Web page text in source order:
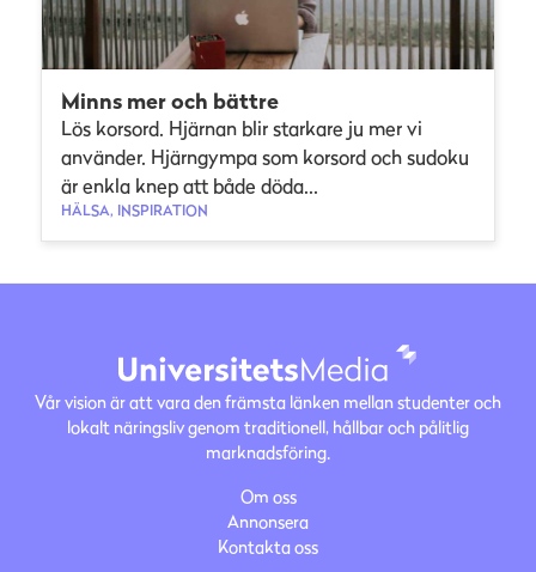
Minns mer och bättre
Lös korsord. Hjärnan blir starkare ju mer vi
använder. Hjärngympa som korsord och sudoku
är enkla knep att både döda...
HÄLSA, INSPIRATION
Vår vision är att vara den främsta länken mellan studenter och
lokalt näringsliv genom traditionell, hållbar och pålitlig
marknadsföring.
Om oss
Annonsera
Kontakta oss